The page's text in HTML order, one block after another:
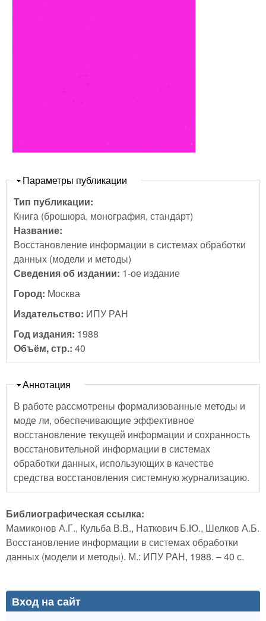
Скрыть
Параметры публикации
Тип публикации:
Книга (брошюра, монография, стандарт)
Название:
Восстановление информации в системах обработки
данных (модели и методы)
Сведения об издании: 1-ое издание
Город: Москва
Издательство: ИПУ РАН
Год издания: 1988
Объём, стр.: 40
Скрыть
Аннотация
В работе рассмотрены формализованные методы и
моде ли, обеспечивающие эффективное
восстановление текущей информации и сохранность
восстановительной информации в системах
обработки данных, использующих в качестве
средства восстановления системную журнализацию.
Библиографическая ссылка:
Мамиконов А.Г., Кульба В.В., Наткович Б.Ю., Шелков А.Б.
Восстановление информации в системах обработки
данных (модели и методы). М.: ИПУ РАН, 1988. – 40 с.
Вход на сайт